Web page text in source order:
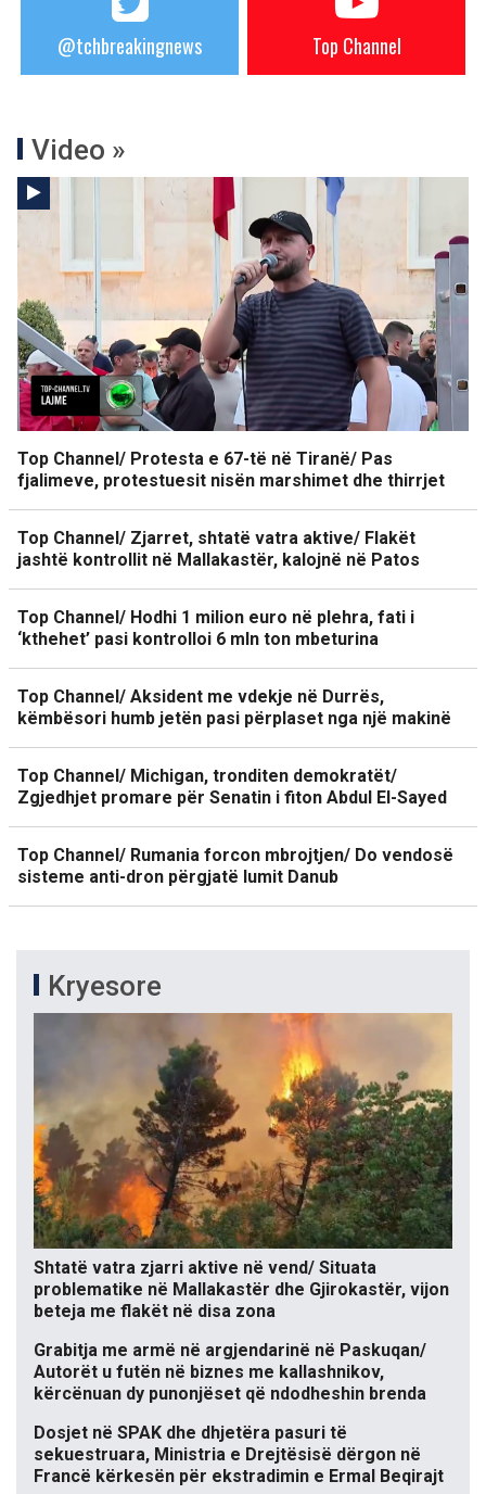
@tchbreakingnews Top Channel
Video »
Top Channel/ Protesta e 67-të në Tiranë/ Pas
fjalimeve, protestuesit nisën marshimet dhe thirrjet
Top Channel/ Zjarret, shtatë vatra aktive/ Flakët
jashtë kontrollit në Mallakastër, kalojnë në Patos
Top Channel/ Hodhi 1 milion euro në plehra, fati i
‘kthehet’ pasi kontrolloi 6 mln ton mbeturina
Top Channel/ Aksident me vdekje në Durrës,
këmbësori humb jetën pasi përplaset nga një makinë
Top Channel/ Michigan, tronditen demokratët/
Zgjedhjet promare për Senatin i fiton Abdul El-Sayed
Top Channel/ Rumania forcon mbrojtjen/ Do vendosë
sisteme anti-dron përgjatë lumit Danub
Kryesore
Shtatë vatra zjarri aktive në vend/ Situata
problematike në Mallakastër dhe Gjirokastër, vijon
beteja me flakët në disa zona
Grabitja me armë në argjendarinë në Paskuqan/
Autorët u futën në biznes me kallashnikov,
kërcënuan dy punonjëset që ndodheshin brenda
Dosjet në SPAK dhe dhjetëra pasuri të
sekuestruara, Ministria e Drejtësisë dërgon në
Francë kërkesën për ekstradimin e Ermal Beqirajt